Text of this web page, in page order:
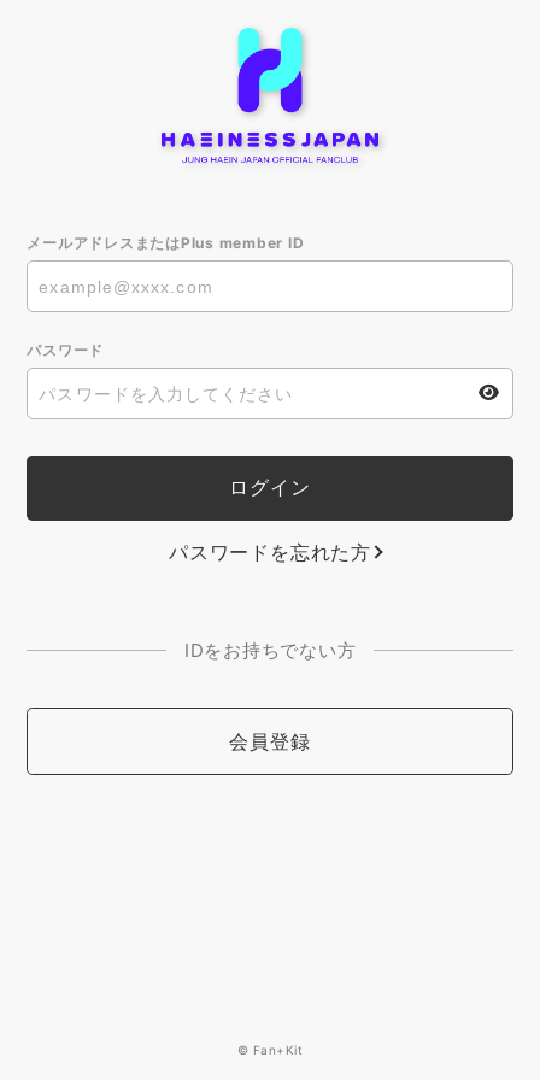
メールアドレスまたはPlus member ID
パスワード
パスワードを忘れた方
IDをお持ちでない方
会員登録
© Fan+Kit